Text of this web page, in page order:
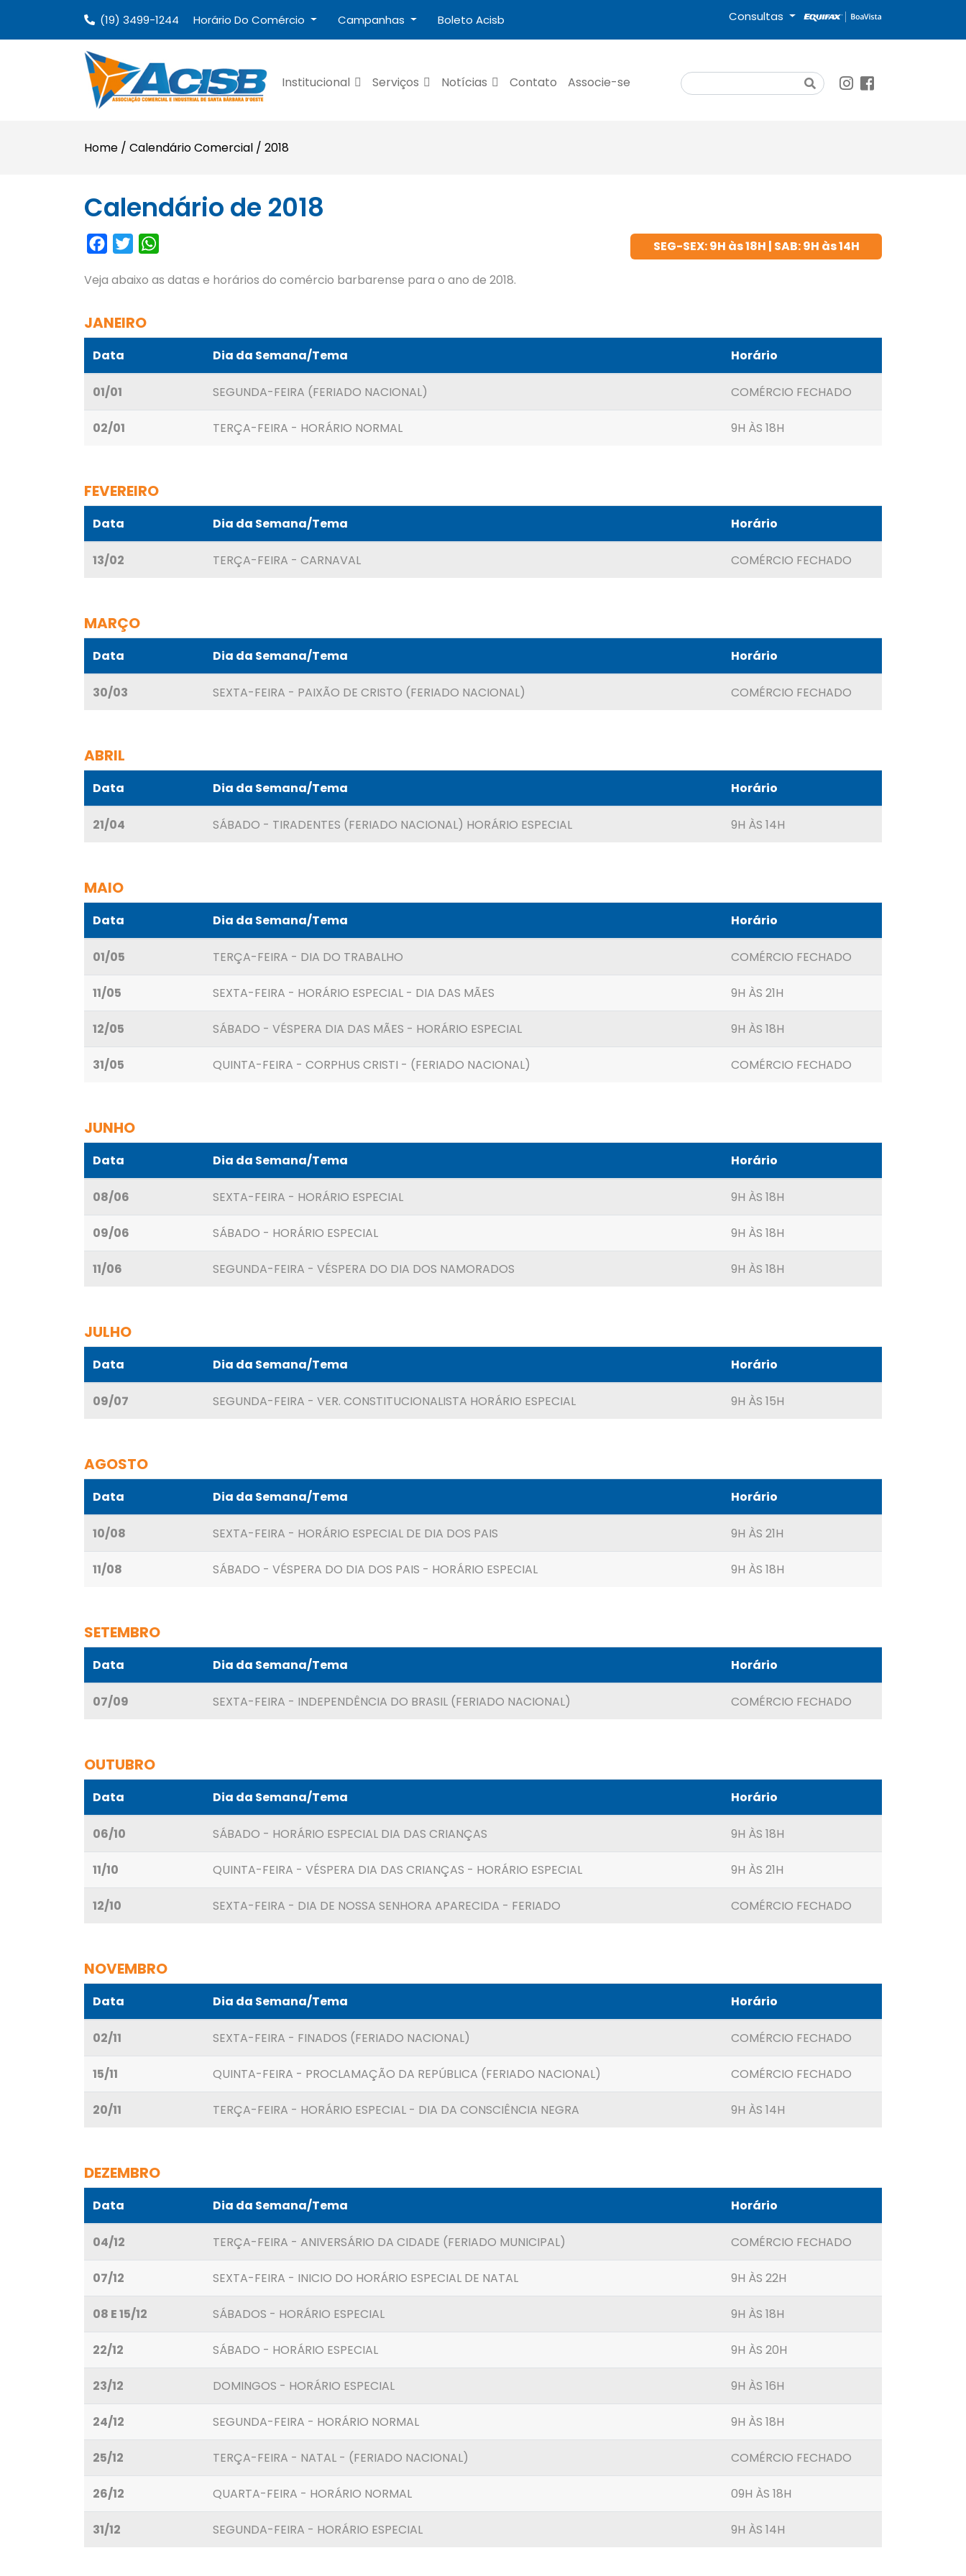
(19) 3499-1244 Horário Do Comércio Campanhas Boleto Acisb Consultas
Institucional Serviços Notícias Contato Associe-se Search
Home / Calendário Comercial / 2018
Calendário de 2018
Facebook
Twitter SEG-SEX: 9H às 18H | SAB: 9H às 14H
Veja abaixo as datas e horários do comércio barbarense para o ano de 2018.
JANEIRO
Data Dia da Semana/Tema Horário
01/01 SEGUNDA-FEIRA (FERIADO NACIONAL) COMÉRCIO FECHADO
02/01 TERÇA-FEIRA - HORÁRIO NORMAL 9H ÀS 18H
FEVEREIRO
Data Dia da Semana/Tema Horário
13/02 TERÇA-FEIRA - CARNAVAL COMÉRCIO FECHADO
MARÇO
Data Dia da Semana/Tema Horário
30/03 SEXTA-FEIRA - PAIXÃO DE CRISTO (FERIADO NACIONAL) COMÉRCIO FECHADO
ABRIL
Data Dia da Semana/Tema Horário
21/04 SÁBADO - TIRADENTES (FERIADO NACIONAL) HORÁRIO ESPECIAL 9H ÀS 14H
MAIO
Data Dia da Semana/Tema Horário
01/05 TERÇA-FEIRA - DIA DO TRABALHO COMÉRCIO FECHADO
11/05 SEXTA-FEIRA - HORÁRIO ESPECIAL - DIA DAS MÃES 9H ÀS 21H
12/05 SÁBADO - VÉSPERA DIA DAS MÃES - HORÁRIO ESPECIAL 9H ÀS 18H
31/05 QUINTA-FEIRA - CORPHUS CRISTI - (FERIADO NACIONAL) COMÉRCIO FECHADO
JUNHO
Data Dia da Semana/Tema Horário
08/06 SEXTA-FEIRA - HORÁRIO ESPECIAL 9H ÀS 18H
09/06 SÁBADO - HORÁRIO ESPECIAL 9H ÀS 18H
11/06 SEGUNDA-FEIRA - VÉSPERA DO DIA DOS NAMORADOS 9H ÀS 18H
JULHO
Data Dia da Semana/Tema Horário
09/07 SEGUNDA-FEIRA - VER. CONSTITUCIONALISTA HORÁRIO ESPECIAL 9H ÀS 15H
AGOSTO
Data Dia da Semana/Tema Horário
10/08 SEXTA-FEIRA - HORÁRIO ESPECIAL DE DIA DOS PAIS 9H ÀS 21H
11/08 SÁBADO - VÉSPERA DO DIA DOS PAIS - HORÁRIO ESPECIAL 9H ÀS 18H
SETEMBRO
Data Dia da Semana/Tema Horário
07/09 SEXTA-FEIRA - INDEPENDÊNCIA DO BRASIL (FERIADO NACIONAL) COMÉRCIO FECHADO
OUTUBRO
Data Dia da Semana/Tema Horário
06/10 SÁBADO - HORÁRIO ESPECIAL DIA DAS CRIANÇAS 9H ÀS 18H
11/10 QUINTA-FEIRA - VÉSPERA DIA DAS CRIANÇAS - HORÁRIO ESPECIAL 9H ÀS 21H
12/10 SEXTA-FEIRA - DIA DE NOSSA SENHORA APARECIDA - FERIADO COMÉRCIO FECHADO
NOVEMBRO
Data Dia da Semana/Tema Horário
02/11 SEXTA-FEIRA - FINADOS (FERIADO NACIONAL) COMÉRCIO FECHADO
15/11 QUINTA-FEIRA - PROCLAMAÇÃO DA REPÚBLICA (FERIADO NACIONAL) COMÉRCIO FECHADO
20/11 TERÇA-FEIRA - HORÁRIO ESPECIAL - DIA DA CONSCIÊNCIA NEGRA 9H ÀS 14H
DEZEMBRO
Data Dia da Semana/Tema Horário
04/12 TERÇA-FEIRA - ANIVERSÁRIO DA CIDADE (FERIADO MUNICIPAL) COMÉRCIO FECHADO
07/12 SEXTA-FEIRA - INICIO DO HORÁRIO ESPECIAL DE NATAL 9H ÀS 22H
08 E 15/12 SÁBADOS - HORÁRIO ESPECIAL 9H ÀS 18H
22/12 SÁBADO - HORÁRIO ESPECIAL 9H ÀS 20H
23/12 DOMINGOS - HORÁRIO ESPECIAL 9H ÀS 16H
24/12 SEGUNDA-FEIRA - HORÁRIO NORMAL 9H ÀS 18H
25/12 TERÇA-FEIRA - NATAL - (FERIADO NACIONAL) COMÉRCIO FECHADO
26/12 QUARTA-FEIRA - HORÁRIO NORMAL 09H ÀS 18H
31/12 SEGUNDA-FEIRA - HORÁRIO ESPECIAL 9H ÀS 14H